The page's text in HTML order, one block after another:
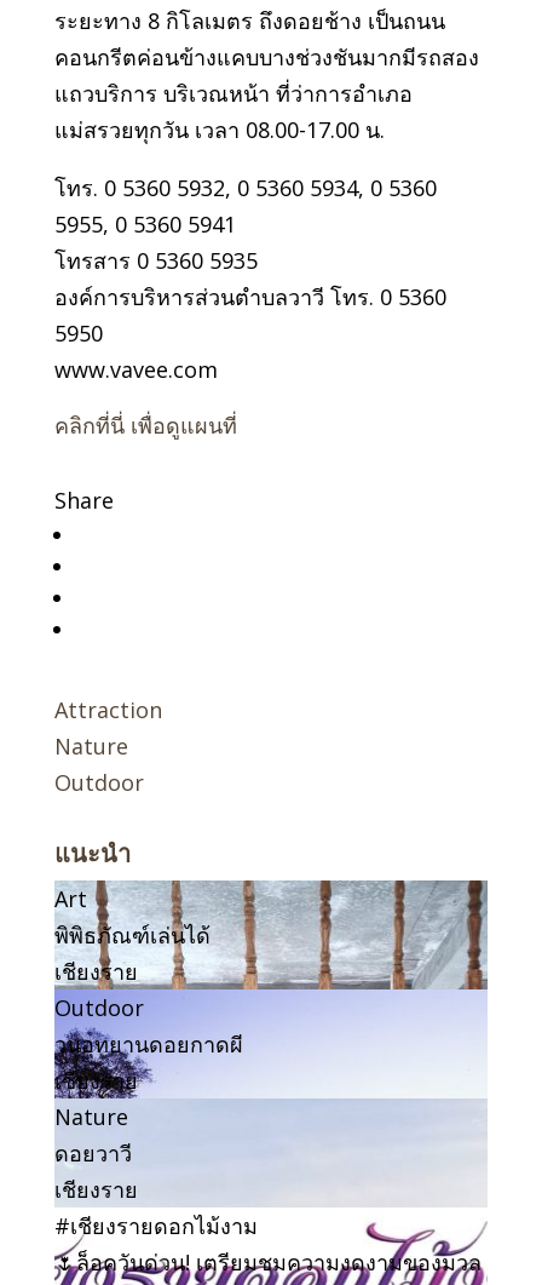
ระยะทาง 8 กิโลเมตร ถึงดอยช้าง เป็นถนน
คอนกรีตค่อนข้างแคบบางช่วงชันมากมีรถสอง
แถวบริการ บริเวณหน้า ที่ว่าการอำเภอ
แม่สรวยทุกวัน เวลา 08.00-17.00 น.
โทร. 0 5360 5932, 0 5360 5934, 0 5360
5955, 0 5360 5941
โทรสาร 0 5360 5935
องค์การบริหารส่วนตำบลวาวี โทร. 0 5360
5950
www.vavee.com
คลิกที่นี่ เพื่อดูแผนที่
Share
Attraction
Nature
Outdoor
แนะนำ
Art
พิพิธภัณฑ์เล่นได้
เชียงราย
Outdoor
วนอุทยานดอยกาดผี
เชียงราย
Nature
ดอยวาวี
เชียงราย
#เชียงรายดอกไม้งาม
🌷ล็อควันด่วน! เตรียมชมความงดงามของมวล